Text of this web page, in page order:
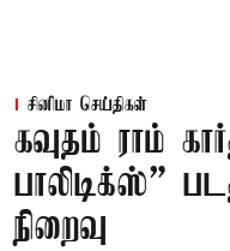
சினிமா செய்திகள்
கவுதம் ராம்
பாலிடிக்ஸ்”
நிறைவு